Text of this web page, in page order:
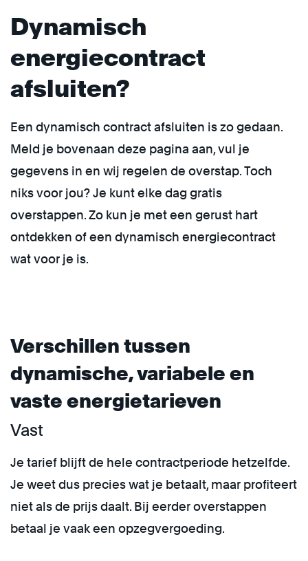
Dynamisch
energiecontract
afsluiten?
Een dynamisch contract afsluiten is zo gedaan.
Meld je bovenaan deze pagina aan, vul je
gegevens in en wij regelen de overstap. Toch
niks voor jou? Je kunt elke dag gratis
overstappen. Zo kun je met een gerust hart
ontdekken of een dynamisch energiecontract
wat voor je is.
Verschillen tussen
dynamische, variabele en
vaste energietarieven
Vast
Je tarief blijft de hele contractperiode hetzelfde.
Je weet dus precies wat je betaalt, maar profiteert
niet als de prijs daalt. Bij eerder overstappen
betaal je vaak een opzegvergoeding.